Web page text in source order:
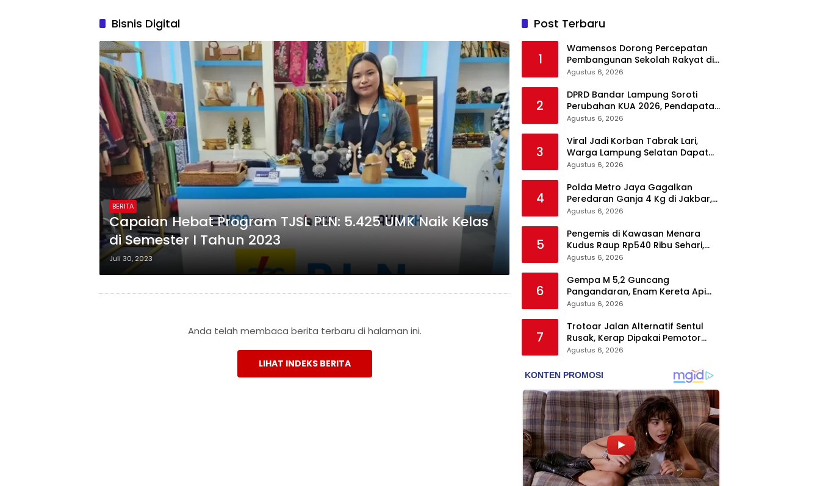
Bisnis Digital
BERITA
Capaian Hebat Program TJSL PLN: 5.425 UMK Naik Kelas
di Semester I Tahun 2023
Juli 30, 2023
Anda telah membaca berita terbaru di halaman ini.
LIHAT INDEKS BERITA
Post Terbaru
1
Wamensos Dorong Percepatan
Pembangunan Sekolah Rakyat di
Probolinggo, Kuansing, dan
Agustus 6, 2026
2
DPRD Bandar Lampung Soroti
Perubahan KUA 2026, Pendapatan
Naik tapi Belanja Pembangunan
Agustus 6, 2026
3
Viral Jadi Korban Tabrak Lari,
Warga Lampung Selatan Dapat
Dukungan RMD Team, DPRD, dan
Agustus 6, 2026
4
Polda Metro Jaya Gagalkan
Peredaran Ganja 4 Kg di Jakbar,
Seorang Pengedar Ditangkap
Agustus 6, 2026
5
Pengemis di Kawasan Menara
Kudus Raup Rp540 Ribu Sehari,
Diduga Paksa Peziarah hingga
Agustus 6, 2026
6
Gempa M 5,2 Guncang
Pangandaran, Enam Kereta Api
Sempat Berhenti Darurat demi
Agustus 6, 2026
7
Trotoar Jalan Alternatif Sentul
Rusak, Kerap Dipakai Pemotor
sebagai Jalur Pintas
Agustus 6, 2026